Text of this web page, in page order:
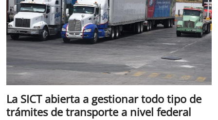
La SICT abierta a gestionar todo tipo de
trámites de transporte a nivel federal